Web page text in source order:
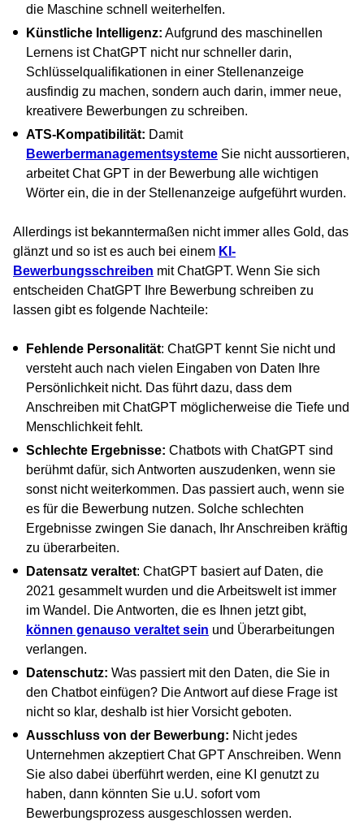
die Maschine schnell weiterhelfen.
Künstliche Intelligenz: Aufgrund des maschinellen
Lernens ist ChatGPT nicht nur schneller darin,
Schlüsselqualifikationen in einer Stellenanzeige
ausfindig zu machen, sondern auch darin, immer neue,
kreativere Bewerbungen zu schreiben.
ATS-Kompatibilität: Damit
Bewerbermanagementsysteme Sie nicht aussortieren,
arbeitet Chat GPT in der Bewerbung alle wichtigen
Wörter ein, die in der Stellenanzeige aufgeführt wurden.
Allerdings ist bekanntermaßen nicht immer alles Gold, das
glänzt und so ist es auch bei einem KI-
Bewerbungsschreiben mit ChatGPT. Wenn Sie sich
entscheiden ChatGPT Ihre Bewerbung schreiben zu
lassen gibt es folgende Nachteile:
Fehlende Personalität: ChatGPT kennt Sie nicht und
versteht auch nach vielen Eingaben von Daten Ihre
Persönlichkeit nicht. Das führt dazu, dass dem
Anschreiben mit ChatGPT möglicherweise die Tiefe und
Menschlichkeit fehlt.
Schlechte Ergebnisse: Chatbots with ChatGPT sind
berühmt dafür, sich Antworten auszudenken, wenn sie
sonst nicht weiterkommen. Das passiert auch, wenn sie
es für die Bewerbung nutzen. Solche schlechten
Ergebnisse zwingen Sie danach, Ihr Anschreiben kräftig
zu überarbeiten.
Datensatz veraltet: ChatGPT basiert auf Daten, die
2021 gesammelt wurden und die Arbeitswelt ist immer
im Wandel. Die Antworten, die es Ihnen jetzt gibt,
können genauso veraltet sein und Überarbeitungen
verlangen.
Datenschutz: Was passiert mit den Daten, die Sie in
den Chatbot einfügen? Die Antwort auf diese Frage ist
nicht so klar, deshalb ist hier Vorsicht geboten.
Ausschluss von der Bewerbung: Nicht jedes
Unternehmen akzeptiert Chat GPT Anschreiben. Wenn
Sie also dabei überführt werden, eine KI genutzt zu
haben, dann könnten Sie u.U. sofort vom
Bewerbungsprozess ausgeschlossen werden.